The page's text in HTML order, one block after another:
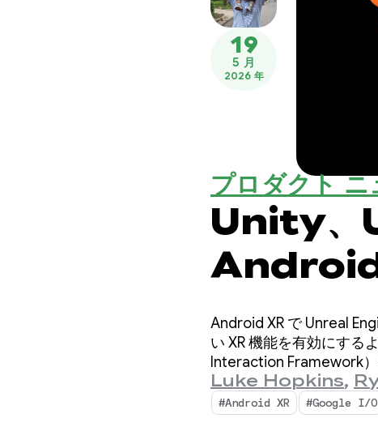
19
5 月
2026 年
プロダクト ニ
Unity、
Android
Android XR で Unreal
い XR 機能を有効にする
Interaction Framework）
Luke Hopkins,
#Android XR #Google I/O